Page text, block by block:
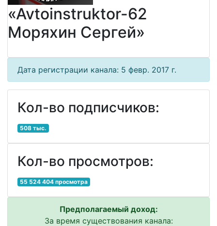
«Avtoinstruktor-62
Моряхин Сергей»
Дата регистрации канала: 5 февр. 2017 г.
Кол-во подписчиков:
508 тыс.
Кол-во просмотров:
55 524 404 просмотра
Предполагаемый доход:
За время существования канала: